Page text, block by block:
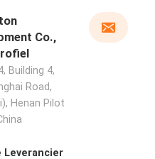
Co.,
Building 4,
Road,
Henan Pilot
Leverancier